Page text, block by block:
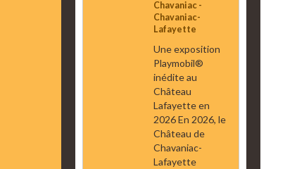
Chavaniac -
Chavaniac-
Lafayette
Une exposition
Playmobil®
inédite au
Château
Lafayette en
2026 En 2026, le
Château de
Chavaniac-
Lafayette